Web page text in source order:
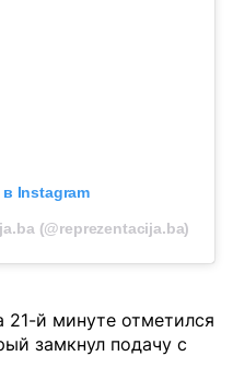
Instagram
(@reprezentacija.ba)
й минуте отметился
замкнул подачу с